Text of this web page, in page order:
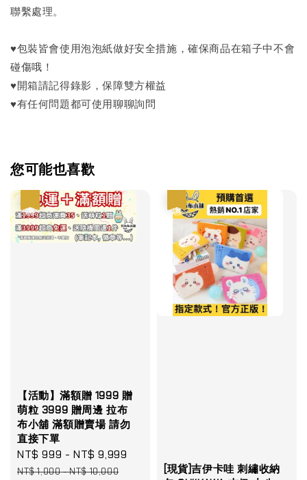
聯繫處理。
♥包裝皆會使用泡泡紙做好安全措施，確保商品在箱子中不會
碰傷哦！
♥開箱請記得錄影，保障雙方權益
♥有任何問題都可使用聊聊詢問
您可能也喜歡
【活動】滿額贈 1999 贈
萌粒 3999 贈周邊 拉布
布小舖 滿額贈賣場 請勿
直接下單
Sale
price
NT$ 999 -NT$ 9,999
NT$ 1,000-NT$ 10,000
[現貨]吉伊卡哇 刺繡收納